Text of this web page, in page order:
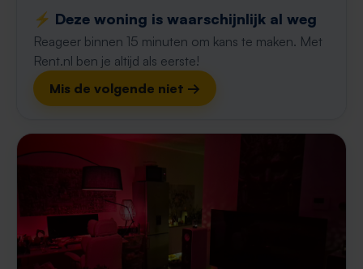
⚡️ Deze woning is waarschijnlijk al weg
Reageer binnen 15 minuten om kans te maken. Met
Rent.nl ben je altijd als eerste!
Mis de volgende niet →